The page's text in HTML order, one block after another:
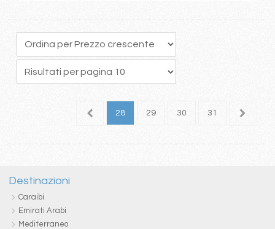
27 28 29 30 31 32
Destinazioni
Caraibi
Emirati Arabi
Mediterraneo